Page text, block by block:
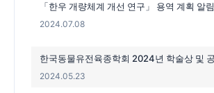
「한우 개량체계 개선 연구」 용역 계획 알림
2024.07.08
2024.05.23